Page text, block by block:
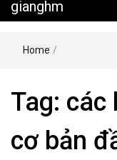
gianghm
Home /
Tag: các
cơ bản